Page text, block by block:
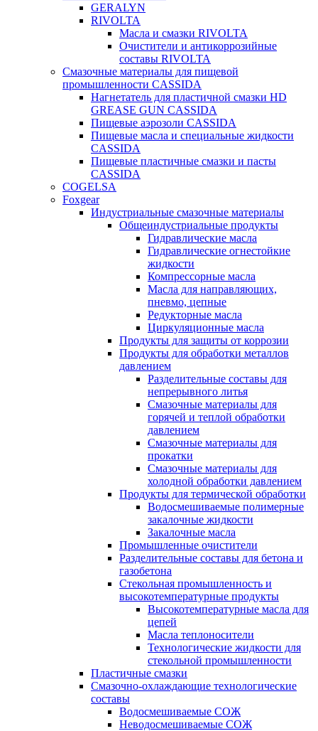
GERALYN
RIVOLTA
Масла и смазки RIVOLTA
Очистители и антикоррозийные
составы RIVOLTA
Смазочные материалы для пищевой
промышленности CASSIDA
Нагнетатель для пластичной смазки HD
GREASE GUN CASSIDA
Пищевые аэрозоли CASSIDA
Пищевые масла и специальные жидкости
CASSIDA
Пищевые пластичные смазки и пасты
CASSIDA
COGELSA
Foxgear
Индустриальные смазочные материалы
Общеиндустриальные продукты
Гидравлические масла
Гидравлические огнестойкие
жидкости
Компрессорные масла
Масла для направляющих,
пневмо, цепные
Редукторные масла
Циркуляционные масла
Продукты для защиты от коррозии
Продукты для обработки металлов
давлением
Разделительные составы для
непрерывного литья
Смазочные материалы для
горячей и теплой обработки
давлением
Смазочные материалы для
прокатки
Смазочные материалы для
холодной обработки давлением
Продукты для термической обработки
Водосмешиваемые полимерные
закалочные жидкости
Закалочные масла
Промышленные очистители
Разделительные составы для бетона и
газобетона
Стекольная промышленность и
высокотемпературные продукты
Высокотемпературные масла для
цепей
Масла теплоносители
Технологические жидкости для
стекольной промышленности
Пластичные смазки
Смазочно-охлаждающие технологические
составы
Водосмешиваемые СОЖ
Неводосмешиваемые СОЖ